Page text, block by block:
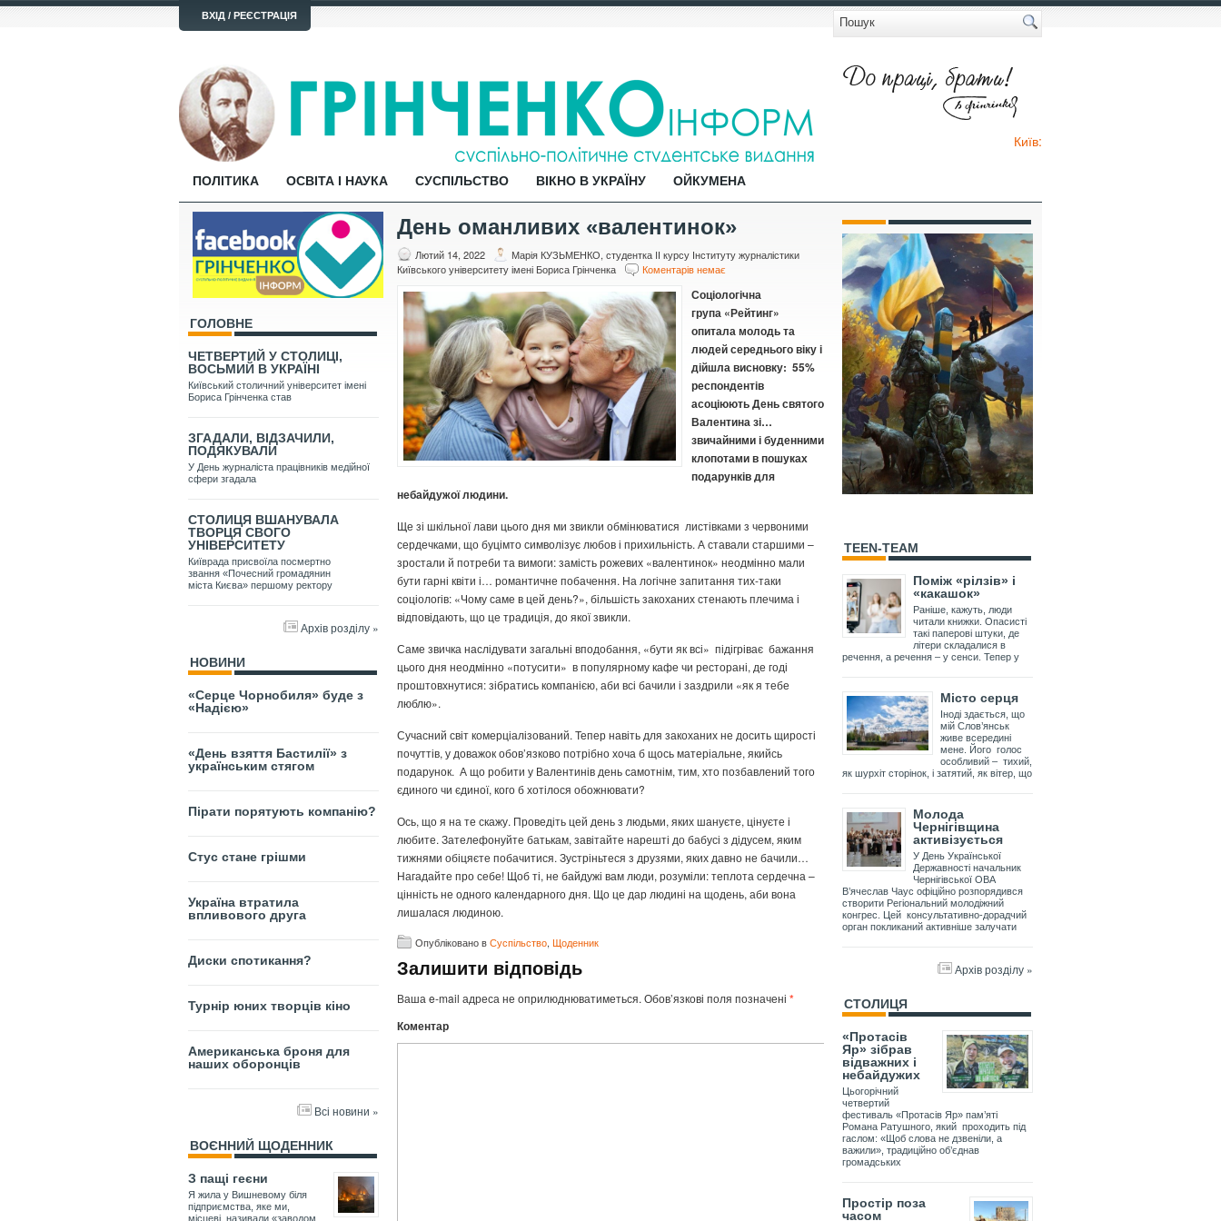
ВХІД / РЕЄСТРАЦІЯ
Київ:
ПОЛІТИКА ОСВІТА І НАУКА СУСПІЛЬСТВО ВІКНО В УКРАЇНУ ОЙКУМЕНА
ГОЛОВНЕ
ЧЕТВЕРТИЙ У СТОЛИЦІ,
ВОСЬМИЙ В УКРАЇНІ
Київський столичний університет імені
Бориса Грінченка став
ЗГАДАЛИ, ВІДЗАЧИЛИ,
ПОДЯКУВАЛИ
У День журналіста працівників медійної
сфери згадала
СТОЛИЦЯ ВШАНУВАЛА
ТВОРЦЯ СВОГО
УНІВЕРСИТЕТУ
Київрада присвоїла посмертно
звання «Почесний громадянин
міста Києва» першому ректору
Архів розділу »
НОВИНИ
«Серце Чорнобиля» буде з
«Надією»
«День взяття Бастилії» з
українським стягом
Пірати порятують компанію?
Стус стане грішми
Україна втратила
впливового друга
Диски спотикання?
Турнір юних творців кіно
Американська броня для
наших оборонців
Всі новини »
ВОЄННИЙ ЩОДЕННИК
З пащі геєни
Я жила у Вишневому біля
підприємства, яке ми,
місцеві, називали «заводом
День оманливих «валентинок»
Лютий 14, 2022
Марія КУЗЬМЕНКО, студентка IІ курсу Інституту журналістики
Київського університету імені Бориса Грінченка
Коментарів немає
Соціологічна
група «Рейтинг»
опитала молодь та
людей середнього віку і
дійшла висновку: 55%
респондентів
асоціюють День святого
Валентина зі…
звичайними і буденними
клопотами в пошуках
подарунків для
небайдужої людини.
Ще зі шкільної лави цього дня ми звикли обмінюватися листівками з червоними
сердечками, що буцімто символізує любов і прихильність. А ставали старшими –
зростали й потреби та вимоги: замість рожевих «валентинок» неодмінно мали
бути гарні квіти і… романтичне побачення. На логічне запитання тих-таки
соціологів: «Чому саме в цей день?», більшість закоханих стенають плечима і
відповідають, що це традиція, до якої звикли.
Саме звичка наслідувати загальні вподобання, «бути як всі» підігріває бажання
цього дня неодмінно «потусити» в популярному кафе чи ресторані, де годі
проштовхнутися: зібратись компанією, аби всі бачили і заздрили «як я тебе
люблю».
Сучасний світ комерціалізований. Тепер навіть для закоханих не досить щирості
почуттів, у доважок обов’язково потрібно хоча б щось матеріальне, якийсь
подарунок. А що робити у Валентинів день самотнім, тим, хто позбавлений того
єдиного чи єдиної, кого б хотілося обожнювати?
Ось, що я на те скажу. Проведіть цей день з людьми, яких шануєте, цінуєте і
любите. Зателефонуйте батькам, завітайте нарешті до бабусі з дідусем, яким
тижнями обіцяєте побачитися. Зустріньтеся з друзями, яких давно не бачили…
Нагадайте про себе! Щоб ті, не байдужі вам люди, розуміли: теплота сердечна –
цінність не одного календарного дня. Що це дар людині на щодень, аби вона
лишалася людиною.
Опубліковано вСуспільство, Щоденник
Залишити відповідь
Ваша e-mail адреса не оприлюднюватиметься. Обов’язкові поля позначені *
Коментар
TEEN-TEAM
Поміж «рілзів» і
«какашок»
Раніше, кажуть, люди
читали книжки. Опасисті
такі паперові штуки, де
літери складалися в
речення, а речення – у сенси. Тепер у
Місто серця
Іноді здається, що
мій Слов’янськ
живе всередині
мене. Його голос
особливий – тихий,
як шурхіт сторінок, і затятий, як вітер, що
Молода
Чернігівщина
активізується
У День Української
Державності начальник
Чернігівської ОВА
В’ячеслав Чаус офіційно розпорядився
створити Регіональний молодіжний
конгрес. Цей консультативно-дорадчий
орган покликаний активніше залучати
Архів розділу »
СТОЛИЦЯ
«Протасів
Яр» зібрав
відважних і
небайдужих
Цьогорічний
четвертий
фестиваль «Протасів Яр» пам’яті
Романа Ратушного, який проходить під
гаслом: «Щоб слова не дзвеніли, а
важили», традиційно об’єднав
громадських
Простір поза
часом